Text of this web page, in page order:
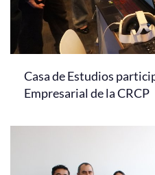
Casa de Estudios
Empresarial de la CRCP